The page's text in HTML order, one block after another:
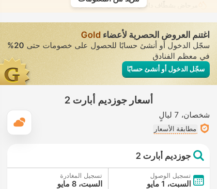
مرحاض بشطّاف داخلي مدمج
• في جميع الغرف
اغتنم العروض الحصرية لأعضاء Gold
سجّل الدخول أو أنشئ حسابًا للحصول على خصومات حتى20%
في معظم الفنادق
سجّل الدخول أو أنشئ حسابًا
أسعار جوزديم أبارت 2
شخصان 7 ليالٍ
مطابقة الأسعار
جوزديم أبارت 2
تسجيل الوصول
السبت، 1 مايو
تسجيل المغادرة
السبت، 8 مايو